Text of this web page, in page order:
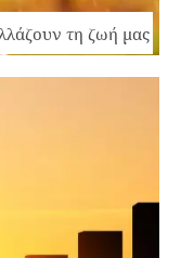
τη ζωή μας